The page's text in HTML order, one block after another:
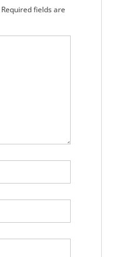
Required fields are